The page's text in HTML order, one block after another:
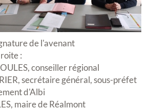
de l'avenant
:
conseiller régional
secrétaire général, sous-préfet
d'Albi
maire de Réalmont